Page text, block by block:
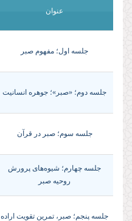
عنوان
جلسه اول؛ مفهوم صبر
جلسه دوم؛ «صبر»؛ جوهره انسانیت
جلسه سوم؛ صبر در قرآن
جلسه چهارم؛ شیوه‌های پرورش
روحیه صبر
جلسه پنجم؛ صبر، تمرین تقویت اراده